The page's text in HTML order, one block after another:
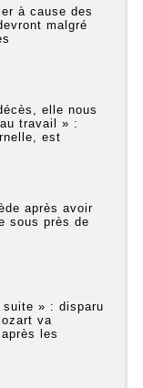
à cause des
malgré
elle nous
travail » :
est
après avoir
sous près de
suite » : disparu
va
les